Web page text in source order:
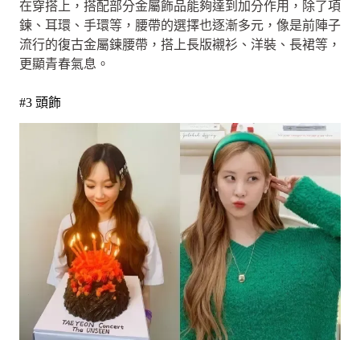
在穿搭上，搭配部分金屬飾品能夠達到加分作用，除了項
鍊、耳環、手環等，腰帶的選擇也逐漸多元，像是前陣子
流行的復古金屬鍊腰帶，搭上長版襯衫、洋裝、長裙等，
更顯青春氣息。
#3 頭飾